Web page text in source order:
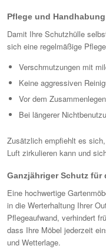
Pflege und
Damit Ihre Schutzhülle
sich eine regelmäßige
Verschmutzungen mit
Keine aggressiven
Vor dem
Bei längerer
Zusätzlich empfiehlt es
Luft zirkulieren kann und
Ganzjähriger Schutz für
Eine hochwertige
in die Werterhaltung Ihrer
Pflegeaufwand, verhindert
dass Ihre Möbel jederzeit
und Wetterlage.